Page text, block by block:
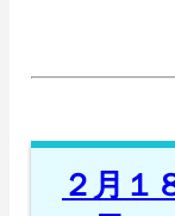
２月１